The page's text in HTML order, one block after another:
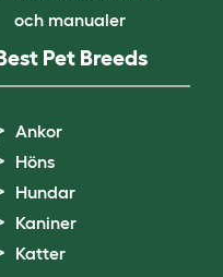
och manualer
Pet Breeds
Ankor
Höns
Hundar
Kaniner
Katter